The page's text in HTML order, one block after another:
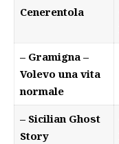
Cenerentola
– Gramigna –
Volevo una vita
normale
– Sicilian Ghost
Story